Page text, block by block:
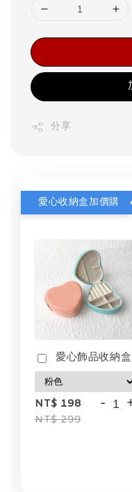
分享
愛心收納盒加價購
愛心飾品收納盒
NT$ 198
NT$ 299
-